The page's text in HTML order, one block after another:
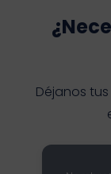
Déjanos